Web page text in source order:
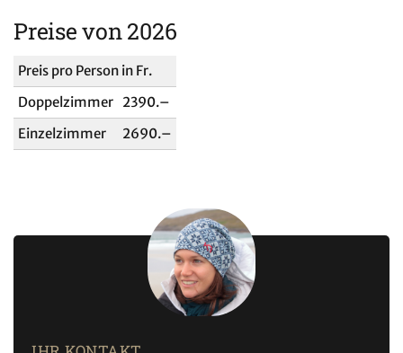
Preise von 2026
Preis pro Person in Fr.
Doppelzimmer 2390.–
Einzelzimmer
2690.–